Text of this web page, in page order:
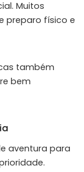
Muitos
preparo físico e
também
bem
aventura para